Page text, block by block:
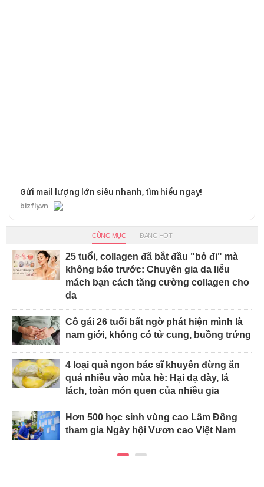
Gửi mail lượng lớn siêu nhanh, tìm hiểu ngay!
bizfly.vn
CÙNG MỤC ĐANG HOT
25 tuổi, collagen đã bắt đầu "bỏ đi" mà
không báo trước: Chuyên gia da liễu
mách bạn cách tăng cường collagen cho
da
Cô gái 26 tuổi bất ngờ phát hiện mình là
nam giới, không có tử cung, buồng trứng
4 loại quả ngon bác sĩ khuyên đừng ăn
quá nhiều vào mùa hè: Hại dạ dày, lá
lách, toàn món quen của nhiều gia
Hơn 500 học sinh vùng cao Lâm Đồng
tham gia Ngày hội Vươn cao Việt Nam